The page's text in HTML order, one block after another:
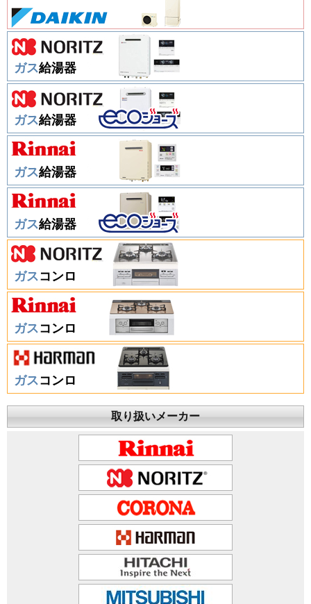
ガス給湯器
ガス給湯器
ガス給湯器
ガス給湯器
ガスコンロ
ガスコンロ
ガスコンロ
取り扱いメーカー